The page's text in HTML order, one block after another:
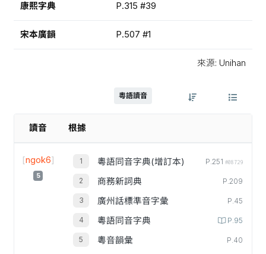
康熙字典 P.315 #39
宋本廣韻 P.507 #1
來源: Unihan
粵語讀音
讀音 根據
[ngok6]
5
粵語同音字典(增訂本) P.251 #08729
商務新詞典 P.209
廣州話標準音字彙 P.45
粵語同音字典 P.95
粵音韻彙 P.40